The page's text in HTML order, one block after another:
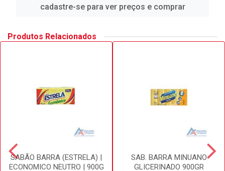
cadastre-se para ver preços e comprar
Produtos Relacionados
SABÃO BARRA (ESTRELA) |
ECONOMICO NEUTRO | 900G
SAB. BARRA MINUANO
GLICERINADO 900GR